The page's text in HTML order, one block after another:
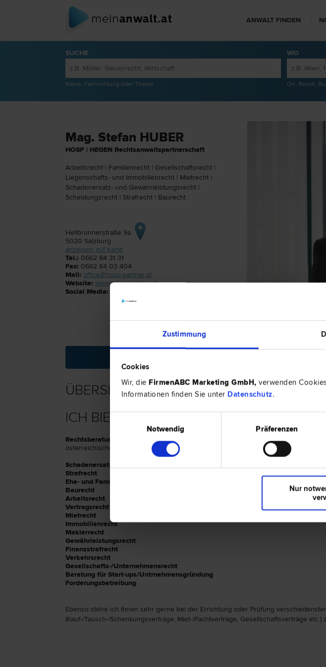
Zustimmung
Cookies
Wir, die FirmenABC Marketing GmbH, verwenden
Informationen finden Sie unter Datenschutz.
Notwendig
Präferenzen
Nur
ANWALT FINDEN
SUCHE
Name, Fachrichtung oder Thema
WO
Ort, Bezirk,
Mag. Stefan HUBER
HOSP | HEGEN Rechtsanwaltspartnerschaft
Arbeits­recht | Familien­recht | Gesellschafts­recht |
Liegenschafts- und Immobilien­recht | Miet­recht |
Schadenersatz- und Gewährleistungs­recht |
Scheidungs­recht | Straf­recht | Bau­recht
Hellbrunnerstraße 9a
5020 Salzburg
anzeigen auf Karte
Tel.: 0662 84 31 31
Fax: 0662 84 03 404
Mail: office@hosp-partner.at
Website: www.hosp-partner.at
Social Media:
ÜBERSICHT
ICH BIETE
Rechtsberatung gerichtliche und außergerichtliche Vertretungin
österreichischen Rechts, vor allem in folgenden Bereichen:
Schadenersatzrecht
Strafrecht
Ehe- und Familienrecht
Baurecht
Arbeitsrecht
Vertragsrecht
Mietrecht
Immobilienrecht
Maklerrecht
Gewährleistungsrecht
Finanzstrafrecht
Verkehrsrecht
Gesellschafts-/Unternehmensrecht
Beratung für Start-ups/Untrnehmensgründung
Forderungsbetreibung
Ebenso stehe ich Ihnen sehr gerne bei der Errichtung oder Prüfung verschiedenster
(Kauf-/Tausch-/Schenkungsverträge, Miet-/Pachtverträge, Gesellschaftsverträge etc.)